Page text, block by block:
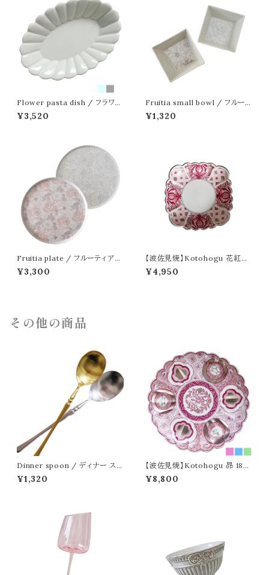
Flower pasta dish / フラワー
パスタ皿
¥3,520
Fruitia small bowl / フルーテ
ィア 小鉢
¥1,320
Fruitia plate / フルーティア
プレート 20cm
¥3,300
【波佐見焼】Kotohogu 花紅小
皿
¥4,950
その他の商品
Dinner spoon / ディナー スプ
ーン
¥1,320
【波佐見焼】Kotohogu 昴 18c
m
¥8,800